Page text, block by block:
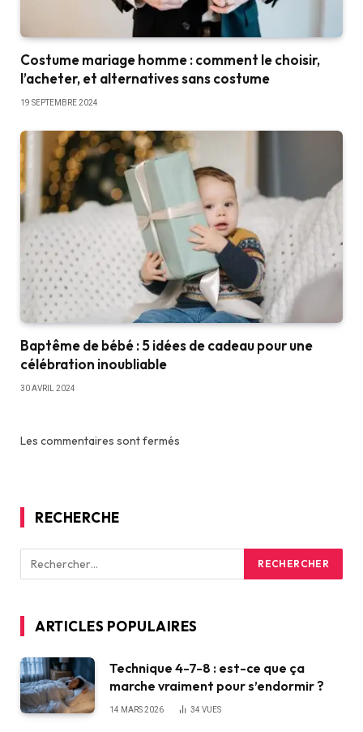
Costume mariage homme : comment le choisir,
l’acheter, et alternatives sans costume
19 SEPTEMBRE 2024
Baptême de bébé : 5 idées de cadeau pour une
célébration inoubliable
30 AVRIL 2024
Les commentaires sont fermés
RECHERCHE
ARTICLES POPULAIRES
Technique 4-7-8 : est-ce que ça
marche vraiment pour s’endormir ?
14 MARS 2026 34 VUES